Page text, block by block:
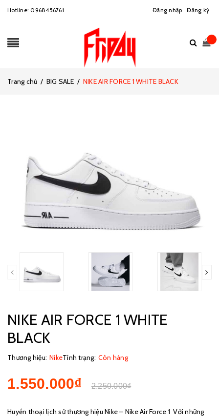
Hotline:0968456761 Đăng nhập Đăng ký
Trang chủ / BIG SALE / NIKE AIR FORCE 1 WHITE BLACK
NIKE AIR FORCE 1 WHITE
BLACK
Thương hiệu: NikeTình trạng: Còn hàng
1.550.000₫ 2.250.000₫
Huyền thoại lịch sử thương hiệu Nike – Nike Air Force 1 Với những